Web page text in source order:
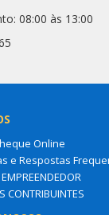
08:00 às 13:00
Online
e Respostas
CONTRIBUINTES